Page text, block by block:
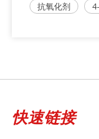
抗氧化剂
快速链接